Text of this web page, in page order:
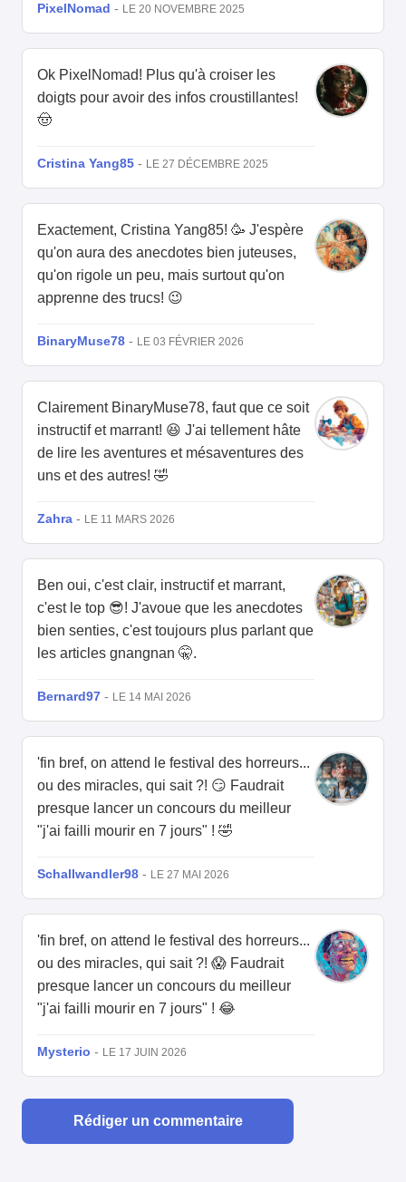
PixelNomad - LE 20 NOVEMBRE 2025
Ok PixelNomad! Plus qu'à croiser les
doigts pour avoir des infos croustillantes!
🤠
Cristina Yang85 - LE 27 DÉCEMBRE 2025
Exactement, Cristina Yang85! 🥳 J'espère
qu'on aura des anecdotes bien juteuses,
qu'on rigole un peu, mais surtout qu'on
apprenne des trucs! 😉
BinaryMuse78 - LE 03 FÉVRIER 2026
Clairement BinaryMuse78, faut que ce soit
instructif et marrant! 😆 J'ai tellement hâte
de lire les aventures et mésaventures des
uns et des autres! 🤣
Zahra - LE 11 MARS 2026
Ben oui, c'est clair, instructif et marrant,
c'est le top 😎! J'avoue que les anecdotes
bien senties, c'est toujours plus parlant que
les articles gnangnan 🤫.
Bernard97 - LE 14 MAI 2026
'fin bref, on attend le festival des horreurs...
ou des miracles, qui sait ?! 😏 Faudrait
presque lancer un concours du meilleur
"j'ai failli mourir en 7 jours" ! 🤣
Schallwandler98 - LE 27 MAI 2026
'fin bref, on attend le festival des horreurs...
ou des miracles, qui sait ?! 😱 Faudrait
presque lancer un concours du meilleur
"j'ai failli mourir en 7 jours" ! 😂
Mysterio - LE 17 JUIN 2026
Rédiger un commentaire